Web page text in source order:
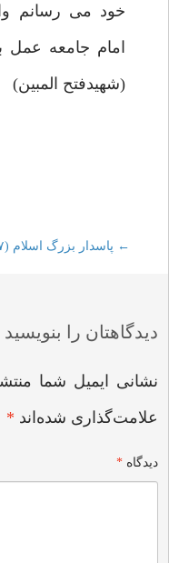
خود می رسانم
امام جامعه
(شهیدفتح المبین)
Post
← پاسدار بزرگ اسلام (۷)
دیدگاهتان را بنویسید
نشانی ایمیل شما
علامت‌گذاری شده‌اند *
دیدگاه*